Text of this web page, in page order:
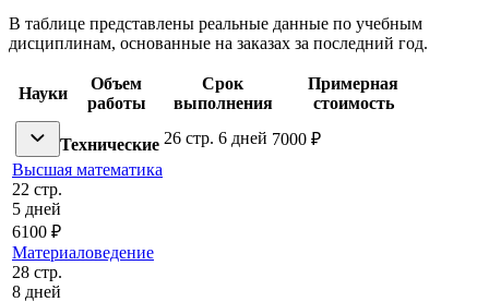
В таблице представлены реальные данные по учебным
дисциплинам, основанные на заказах за последний год.
Науки
Объем
работы
Срок
выполнения
Примерная
стоимость
Технические 26 стр. 6 дней 7000 ₽
Высшая математика
22 стр.
5 дней
6100 ₽
Материаловедение
28 стр.
8 дней